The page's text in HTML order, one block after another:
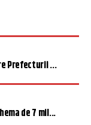
Prefecturii ...
de 7 mil...